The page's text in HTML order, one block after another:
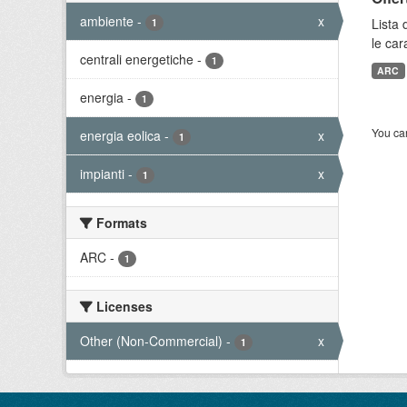
ambiente - 1 x
centrali energetiche - 1
energia - 1
energia eolica - 1 x
impianti - 1 x
Formats
ARC - 1
Licenses
Other (Non-Commercial) - 1 x
Lista
le
ARC
You